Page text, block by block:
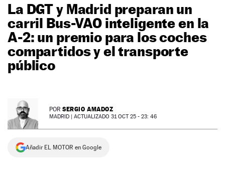
MOTOS
TECNOLOGÍA
SUPERCOCHES
PREMIOS
SERVICIOS
SÍGUENOS
La DGT y Madrid preparan un
carril Bus-VAO inteligente en la
A-2: un premio para los coches
compartidos y el transporte
público
POR SERGIO AMADOZ
MADRID | ACTUALIZADO 31 OCT 25 - 23: 46
Añadir EL MOTOR en Google